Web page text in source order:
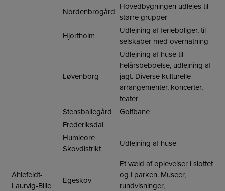
Nordenbrogård
Hovedbygningen udlejes til
større grupper
Hjortholm
Udlejning af ferieboliger, til
selskaber med overnatning
Løvenborg
Udlejning af huse til
helårsbeboelse, udlejning af
jagt. Diverse kulturelle
arrangementer, koncerter,
teater
Stensballegård
Golfbane
Frederiksdal
Humleore
Skovdistrikt
Udlejning af huse
Ahlefeldt-
Laurvig-Bille
Egeskov
Et væld af oplevelser i slottet
og i parken. Museer,
rundvisninger,